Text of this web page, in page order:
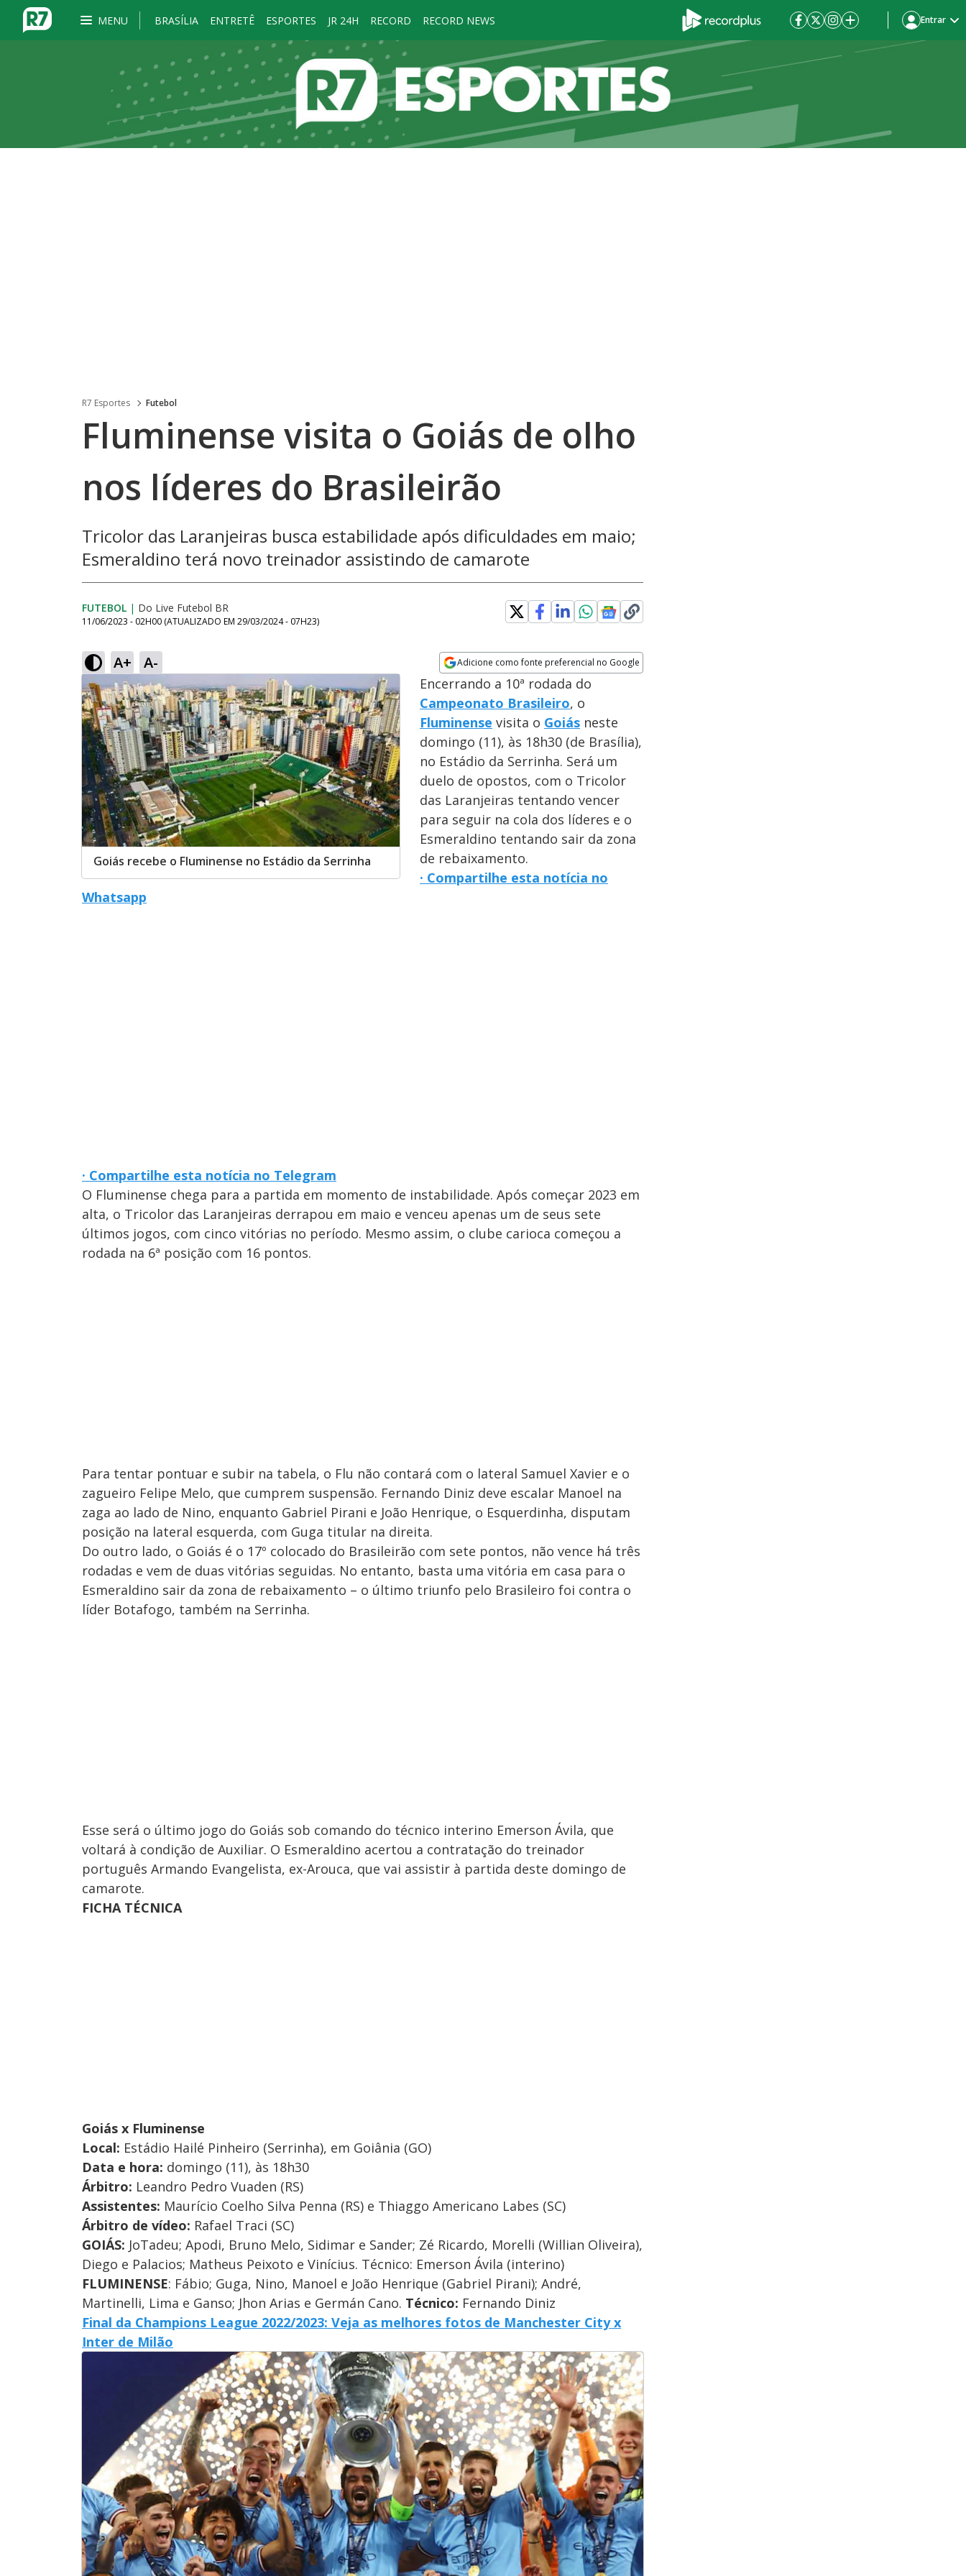
MENU BRASÍLIA ENTRETÊ ESPORTES JR 24H RECORD RECORD NEWS Entrar
R7 Esportes Futebol
Fluminense visita o Goiás de olho
nos líderes do Brasileirão
Tricolor das Laranjeiras busca estabilidade após dificuldades em maio;
Esmeraldino terá novo treinador assistindo de camarote
FUTEBOL | Do Live Futebol BR
11/06/2023 - 02H00 (ATUALIZADO EM 29/03/2024 - 07H23)
A+ A- Adicione como fonte preferencial no Google
Opens in new window
Goiás recebe o Fluminense no Estádio da Serrinha
Encerrando a 10ª rodada do
Campeonato Brasileiro, o
Fluminense visita o Goiás neste
domingo (11), às 18h30 (de Brasília),
no Estádio da Serrinha. Será um
duelo de opostos, com o Tricolor
das Laranjeiras tentando vencer
para seguir na cola dos líderes e o
Esmeraldino tentando sair da zona
de rebaixamento.
· Compartilhe esta notícia no
Whatsapp
· Compartilhe esta notícia no Telegram
O Fluminense chega para a partida em momento de instabilidade. Após começar 2023 em
alta, o Tricolor das Laranjeiras derrapou em maio e venceu apenas um de seus sete
últimos jogos, com cinco vitórias no período. Mesmo assim, o clube carioca começou a
rodada na 6ª posição com 16 pontos.
Para tentar pontuar e subir na tabela, o Flu não contará com o lateral Samuel Xavier e o
zagueiro Felipe Melo, que cumprem suspensão. Fernando Diniz deve escalar Manoel na
zaga ao lado de Nino, enquanto Gabriel Pirani e João Henrique, o Esquerdinha, disputam
posição na lateral esquerda, com Guga titular na direita.
Do outro lado, o Goiás é o 17º colocado do Brasileirão com sete pontos, não vence há três
rodadas e vem de duas vitórias seguidas. No entanto, basta uma vitória em casa para o
Esmeraldino sair da zona de rebaixamento – o último triunfo pelo Brasileiro foi contra o
líder Botafogo, também na Serrinha.
Esse será o último jogo do Goiás sob comando do técnico interino Emerson Ávila, que
voltará à condição de Auxiliar. O Esmeraldino acertou a contratação do treinador
português Armando Evangelista, ex-Arouca, que vai assistir à partida deste domingo de
camarote.
FICHA TÉCNICA
Goiás x Fluminense
Local: Estádio Hailé Pinheiro (Serrinha), em Goiânia (GO)
Data e hora: domingo (11), às 18h30
Árbitro: Leandro Pedro Vuaden (RS)
Assistentes: Maurício Coelho Silva Penna (RS) e Thiaggo Americano Labes (SC)
Árbitro de vídeo: Rafael Traci (SC)
GOIÁS: JoTadeu; Apodi, Bruno Melo, Sidimar e Sander; Zé Ricardo, Morelli (Willian Oliveira),
Diego e Palacios; Matheus Peixoto e Vinícius. Técnico: Emerson Ávila (interino)
FLUMINENSE: Fábio; Guga, Nino, Manoel e João Henrique (Gabriel Pirani); André,
Martinelli, Lima e Ganso; Jhon Arias e Germán Cano. Técnico: Fernando Diniz
Final da Champions League 2022/2023: Veja as melhores fotos de Manchester City x
Inter de Milão